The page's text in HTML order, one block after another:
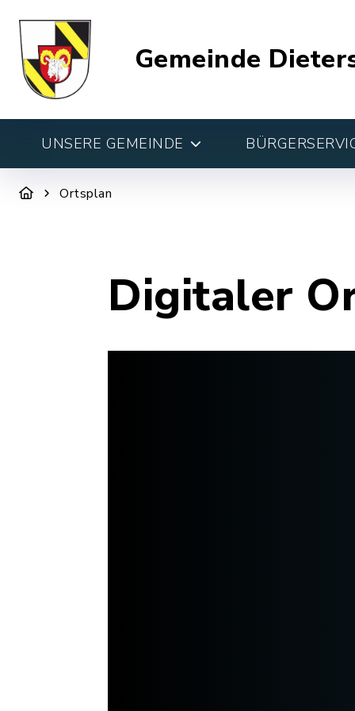
Gemeinde
UNSERE GEMEINDE
Ortsplan
Digitaler